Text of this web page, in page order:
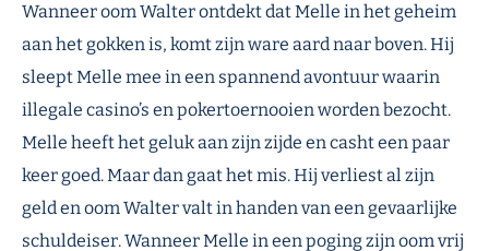
Wanneer oom Walter ontdekt dat Melle in het geheim
aan het gokken is, komt zijn ware aard naar boven. Hij
sleept Melle mee in een spannend avontuur waarin
illegale casino’s en pokertoernooien worden bezocht.
Melle heeft het geluk aan zijn zijde en casht een paar
keer goed. Maar dan gaat het mis. Hij verliest al zijn
geld en oom Walter valt in handen van een gevaarlijke
schuldeiser. Wanneer Melle in een poging zijn oom vrij